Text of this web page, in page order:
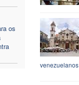
os
venezuelanos